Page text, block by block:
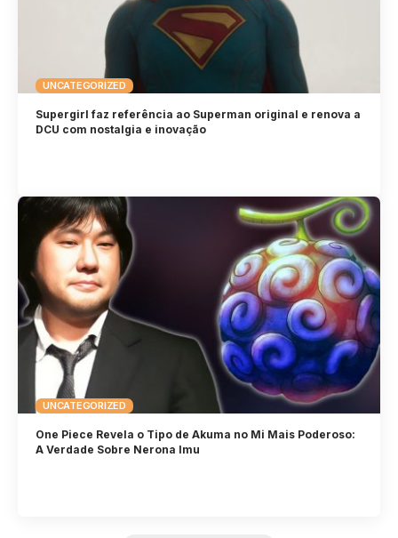
UNCATEGORIZED
Supergirl faz referência ao Superman original e renova a
DCU com nostalgia e inovação
UNCATEGORIZED
One Piece Revela o Tipo de Akuma no Mi Mais Poderoso:
A Verdade Sobre Nerona Imu